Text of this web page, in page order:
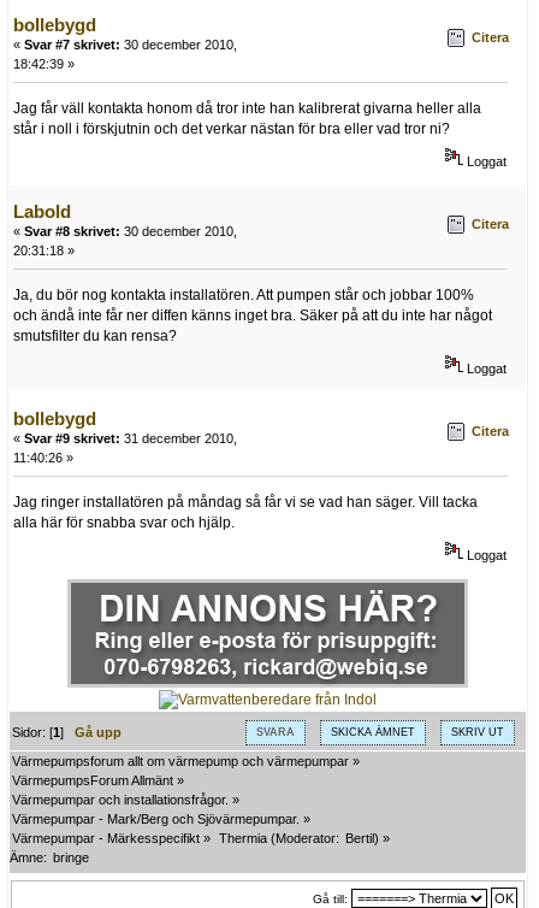
bollebygd
« Svar #7 skrivet: 30 december 2010,
18:42:39 »
Citera
Jag får väll kontakta honom då tror inte han kalibrerat givarna heller alla
står i noll i förskjutnin och det verkar nästan för bra eller vad tror ni?
Loggat
Labold
« Svar #8 skrivet: 30 december 2010,
20:31:18 »
Citera
Ja, du bör nog kontakta installatören. Att pumpen står och jobbar 100%
och ändå inte får ner diffen känns inget bra. Säker på att du inte har något
smutsfilter du kan rensa?
Loggat
bollebygd
« Svar #9 skrivet: 31 december 2010,
11:40:26 »
Citera
Jag ringer installatören på måndag så får vi se vad han säger. Vill tacka
alla här för snabba svar och hjälp.
Loggat
SVARA SKICKA ÄMNET SKRIV UT
Sidor: [1]Gå upp
Värmepumpsforum allt om värmepump och värmepumpar »
VärmepumpsForum Allmänt »
Värmepumpar och installationsfrågor. »
Värmepumpar - Mark/Berg och Sjövärmepumpar. »
Värmepumpar - Märkesspecifikt » Thermia (Moderator: Bertil) »
Ämne: bringe
Gå till: